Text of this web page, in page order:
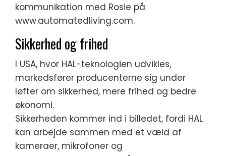
kommunikation med Rosie på
www.automatedliving.com.
Sikkerhed og frihed
I USA, hvor HAL-teknologien udvikles,
markedsfører producenterne sig under
løfter om sikkerhed, mere frihed og bedre
økonomi.
Sikkerheden kommer ind i billedet, fordi HAL
kan arbejde sammen med et væld af
kameraer, mikrofoner og